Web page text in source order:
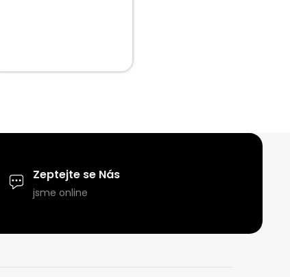
Zeptejte se Nás
jsme online